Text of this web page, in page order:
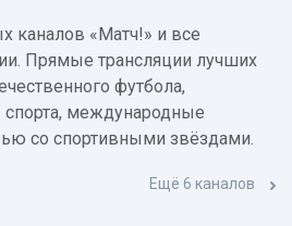
каналов «Матч!» и все
Прямые трансляции лучших
футбола,
международные
со спортивными звёздами.
Ещё 6 каналов